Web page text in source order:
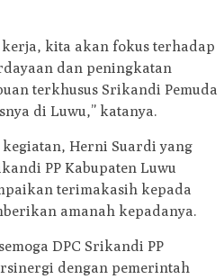
kita akan fokus terhadap
dan peningkatan
terkhusus Srikandi Pemuda
di Luwu,” katanya.
Herni Suardi yang
PP Kabupaten Luwu
terimakasih kepada
amanah kepadanya.
DPC Srikandi PP
dengan pemerintah